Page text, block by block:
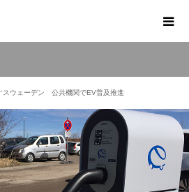
スウェーデン 公共機関でEV普及推進